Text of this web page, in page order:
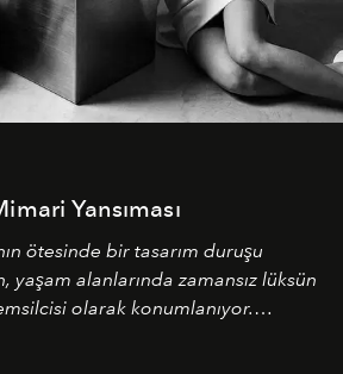
Yansıması
ötesinde bir tasarım duruşu
yaşam alanlarında zamansız lüksün
olarak konumlanıyor.